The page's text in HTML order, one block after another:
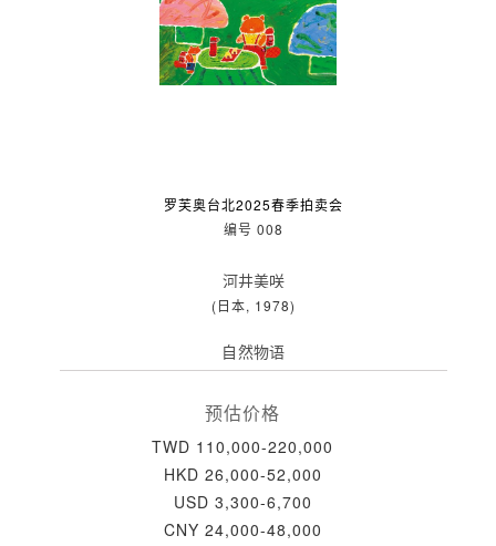
罗芙奥台北2025春季拍卖会
编号 008
河井美咲
(日本, 1978)
自然物语
预估价格
TWD 110,000-220,000
HKD 26,000-52,000
USD 3,300-6,700
CNY 24,000-48,000